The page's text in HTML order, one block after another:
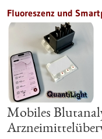
Fluoreszenz und
Mobiles